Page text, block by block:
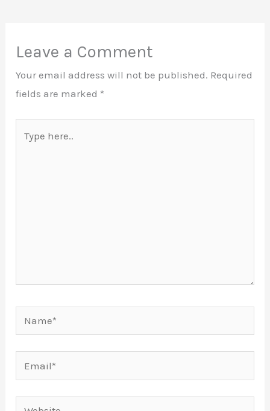
Leave a Comment
Your email address will not be published. Required
fields are marked *
here..
Email*
Website